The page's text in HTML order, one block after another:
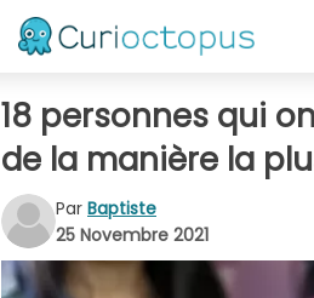
18 personnes qui
de la manière la
Par Baptiste
25 Novembre 2021